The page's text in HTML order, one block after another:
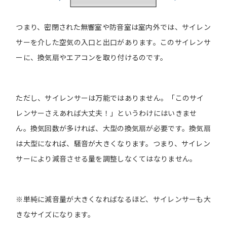
つまり、密閉された無響室や防音室は室内外では、サイレン
サーを介した空気の入口と出口があります。このサイレンサ
ーに、換気扇やエアコンを取り付けるのです。
ただし、サイレンサーは万能ではありません。「このサイ
レンサーさえあれば大丈夫！」というわけにはいきませ
ん。換気回数が多ければ、大型の換気扇が必要です。換気扇
は大型になれば、騒音が大きくなります。つまり、サイレン
サーにより減音させる量を調整しなくてはなりません。
※単純に減音量が大きくなればなるほど、サイレンサーも大
きなサイズになります。